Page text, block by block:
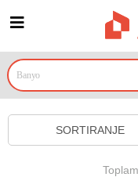
Prijava za članove
SORTIRANJE